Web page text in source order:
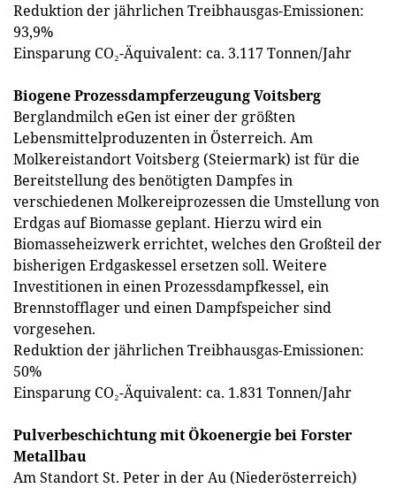
Reduktion der jährlichen Treibhausgas-Emissionen:
93,9%
Einsparung CO₂-Äquivalent: ca. 3.117 Tonnen/Jahr
Biogene Prozessdampferzeugung Voitsberg
Berglandmilch eGen ist einer der größten
Lebensmittelproduzenten in Österreich. Am
Molkereistandort Voitsberg (Steiermark) ist für die
Bereitstellung des benötigten Dampfes in
verschiedenen Molkereiprozessen die Umstellung von
Erdgas auf Biomasse geplant. Hierzu wird ein
Biomasseheizwerk errichtet, welches den Großteil der
bisherigen Erdgaskessel ersetzen soll. Weitere
Investitionen in einen Prozessdampfkessel, ein
Brennstofflager und einen Dampfspeicher sind
vorgesehen.
Reduktion der jährlichen Treibhausgas-Emissionen:
50%
Einsparung CO₂-Äquivalent: ca. 1.831 Tonnen/Jahr
Pulverbeschichtung mit Ökoenergie bei Forster
Metallbau
Am Standort St. Peter in der Au (Niederösterreich)